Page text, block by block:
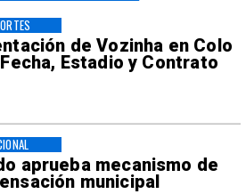
de Vozinha en Colo
Estadio y Contrato
aprueba mecanismo de
municipal